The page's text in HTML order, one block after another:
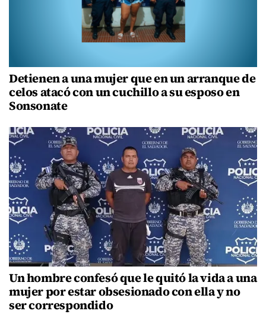
Detienen a una mujer que en un arranque de
celos atacó con un cuchillo a su esposo en
Sonsonate
Un hombre confesó que le quitó la vida a una
mujer por estar obsesionado con ella y no
ser correspondido